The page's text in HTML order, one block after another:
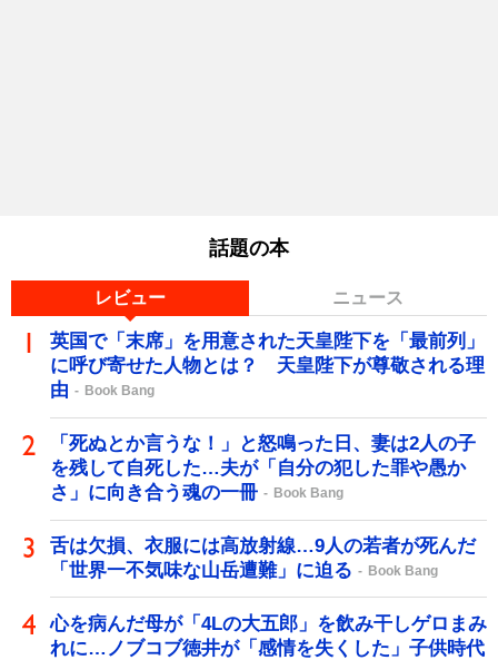
話題の本
レビュー ニュース
英国で「末席」を用意された天皇陛下を「最前列」
に呼び寄せた人物とは？ 天皇陛下が尊敬される理
由
Book Bang
「死ぬとか言うな！」と怒鳴った日、妻は2人の子
を残して自死した…夫が「自分の犯した罪や愚か
さ」に向き合う魂の一冊
Book Bang
舌は欠損、衣服には高放射線…9人の若者が死んだ
「世界一不気味な山岳遭難」に迫る
Book Bang
心を病んだ母が「4Lの大五郎」を飲み干しゲロまみ
れに…ノブコブ徳井が「感情を失くした」子供時代